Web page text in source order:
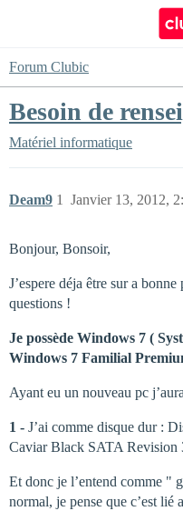
Forum Clubic
Besoin de
Matériel informatique
Deam9 Janvier 13, 2012,
1
Bonjour, Bonsoir,
J’espere déja être sur a
questions !
Je possède Windows 7 (
Windows 7 Familial
Ayant eu un nouveau pc
1 - J’ai comme disque dur :
Caviar Black SATA Revision
Et donc je l’entend comme "
normal, je pense que c’est lié